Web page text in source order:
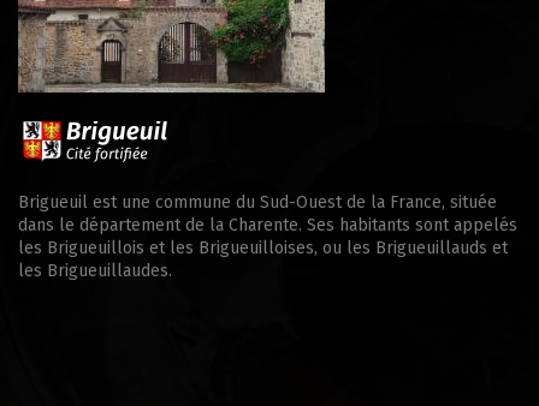
Brigueuil est une commune du Sud-Ouest de la France, située
dans le département de la Charente. Ses habitants sont appelés
les Brigueuillois et les Brigueuilloises, ou les Brigueuillauds et
les Brigueuillaudes.